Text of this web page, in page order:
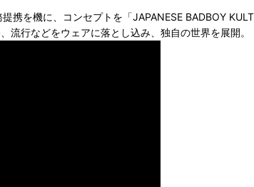
携を機に、コンセプトを「JAPANESE BADBOY
流行などをウェアに落とし込み、独自の世界を展開。